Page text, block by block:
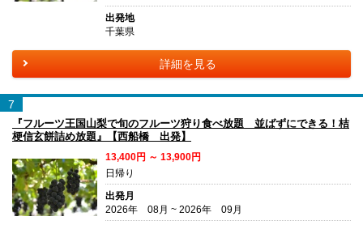
出発地
千葉県
詳細を見る
7
『フルーツ王国山梨で旬のフルーツ狩り食べ放題 並ばずにできる！桔
梗信玄餅詰め放題』【西船橋 出発】
13,400円 ～ 13,900円
日帰り
出発月
2026年 08月 ~ 2026年 09月